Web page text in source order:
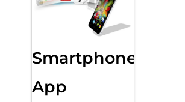
Smartphone
App